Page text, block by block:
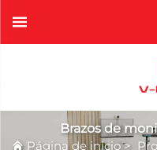
Brazos de
Página de inicio>